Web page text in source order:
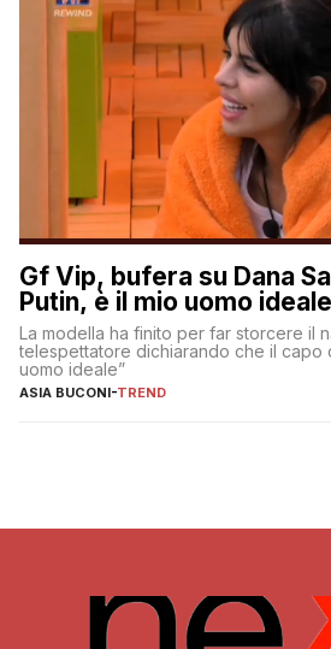
Gf Vip, bufera su Dana
Putin, è il mio uomo
La modella ha finito per far storcere il
telespettatore dichiarando che il capo
uomo ideale”
ASIA BUCONI-TREND